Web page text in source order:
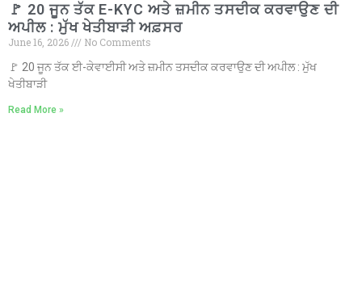
🚩 20 ਜੂਨ ਤੱਕ E-KYC ਅਤੇ ਜ਼ਮੀਨ ਤਸਦੀਕ ਕਰਵਾਉਣ ਦੀ
ਅਪੀਲ : ਮੁੱਖ ਖੇਤੀਬਾੜੀ ਅਫ਼ਸਰ
June 16, 2026
No Comments
🚩 20 ਜੂਨ ਤੱਕ ਈ-ਕੇਵਾਈਸੀ ਅਤੇ ਜ਼ਮੀਨ ਤਸਦੀਕ ਕਰਵਾਉਣ ਦੀ ਅਪੀਲ : ਮੁੱਖ
ਖੇਤੀਬਾੜੀ
Read More »